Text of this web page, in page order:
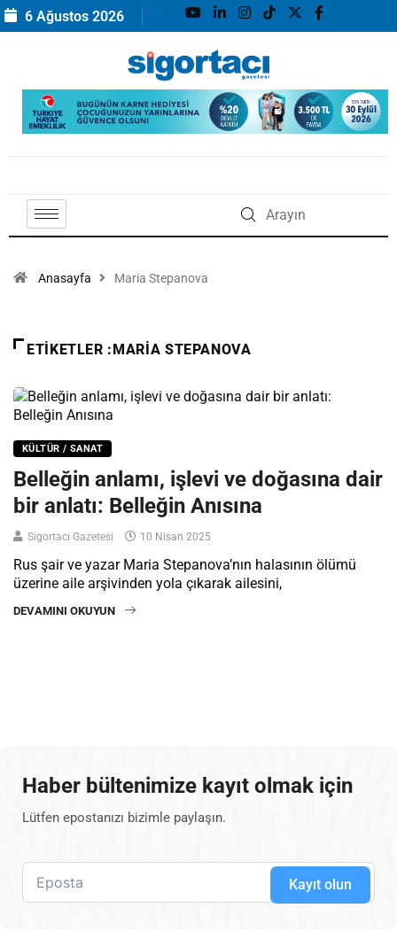
6 Ağustos 2026
Anasayfa Maria Stepanova
ETIKETLER :MARIA STEPANOVA
KÜLTÜR / SANAT
Belleğin anlamı, işlevi ve doğasına dair
bir anlatı: Belleğin Anısına
Sigortacı Gazetesi 10 Nisan 2025
Rus şair ve yazar Maria Stepanova’nın halasının ölümü
üzerine aile arşivinden yola çıkarak ailesini,
DEVAMINI OKUYUN
Haber bültenimize kayıt olmak için
Lütfen epostanızı bizimle paylaşın.
Kayıt olun